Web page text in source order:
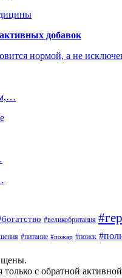
добавок
нормой, а не
#великобритания
#питание #пожар #поиск
с обратной